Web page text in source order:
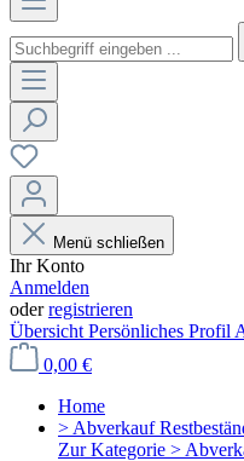
Menü schließen
Ihr Konto
Anmelden
oderregistrieren
Übersicht Persönliches Profil
0,00 €
Home
> Abverkauf
Zur Kategorie >